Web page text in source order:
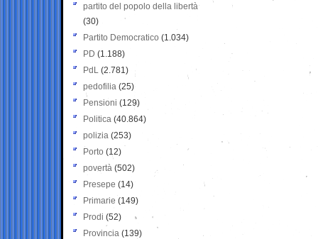
partito del popolo della libertà
(30)
Partito Democratico (1.034)
PD (1.188)
PdL (2.781)
pedofilia (25)
Pensioni (129)
Politica (40.864)
polizia (253)
Porto (12)
povertà (502)
Presepe (14)
Primarie (149)
Prodi (52)
Provincia (139)